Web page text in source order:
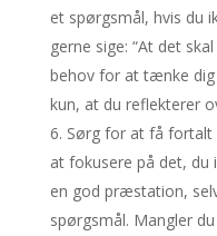
et spørgsmål, hvis du
gerne sige: “At det
behov for at tænke dig
kun, at du reflekterer
Sørg for at få
at fokusere på det, du
en god præstation,
spørgsmål. Mangler